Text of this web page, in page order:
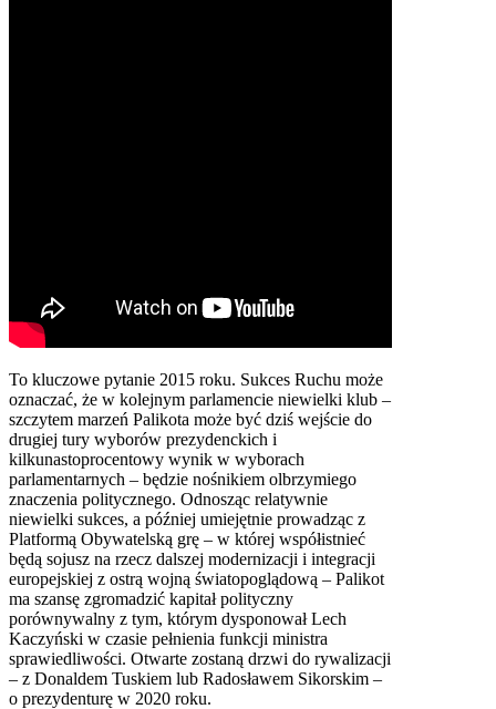
To kluczowe pytanie 2015 roku. Sukces Ruchu może
oznaczać, że w kolejnym parlamencie niewielki klub –
szczytem marzeń Palikota może być dziś wejście do
drugiej tury wyborów prezydenckich i
kilkunastoprocentowy wynik w wyborach
parlamentarnych – będzie nośnikiem olbrzymiego
znaczenia politycznego. Odnosząc relatywnie
niewielki sukces, a później umiejętnie prowadząc z
Platformą Obywatelską grę – w której współistnieć
będą sojusz na rzecz dalszej modernizacji i integracji
europejskiej z ostrą wojną światopoglądową – Palikot
ma szansę zgromadzić kapitał polityczny
porównywalny z tym, którym dysponował Lech
Kaczyński w czasie pełnienia funkcji ministra
sprawiedliwości. Otwarte zostaną drzwi do rywalizacji
– z Donaldem Tuskiem lub Radosławem Sikorskim –
o prezydenturę w 2020 roku.